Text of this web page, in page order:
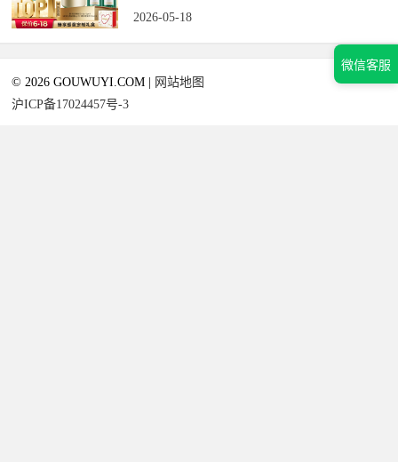
2026-05-18
微信客服
© 2026 GOUWUYI.COM |
网站地图
沪ICP备17024457号-3